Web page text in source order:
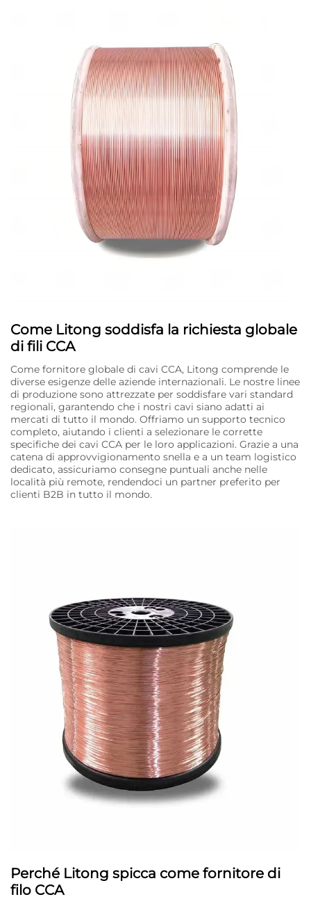
Come Litong soddisfa la richiesta globale
di fili CCA
Come fornitore globale di cavi CCA, Litong comprende le
diverse esigenze delle aziende internazionali. Le nostre linee
di produzione sono attrezzate per soddisfare vari standard
regionali, garantendo che i nostri cavi siano adatti ai
mercati di tutto il mondo. Offriamo un supporto tecnico
completo, aiutando i clienti a selezionare le corrette
specifiche dei cavi CCA per le loro applicazioni. Grazie a una
catena di approvvigionamento snella e a un team logistico
dedicato, assicuriamo consegne puntuali anche nelle
località più remote, rendendoci un partner preferito per
clienti B2B in tutto il mondo.
Perché Litong spicca come fornitore di
filo CCA